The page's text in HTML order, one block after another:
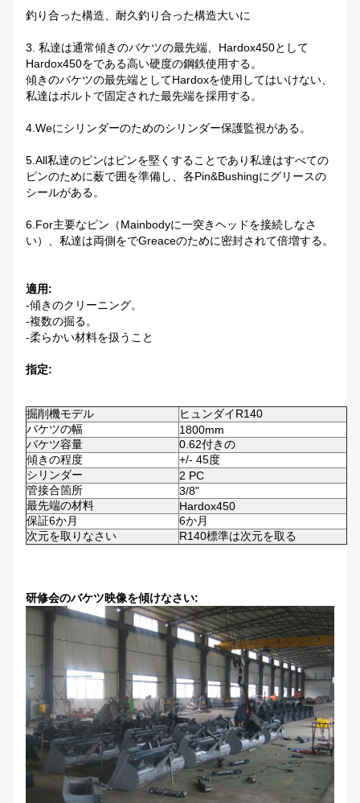
釣り合った構造、耐久釣り合った構造大いに
3. 私達は通常傾きのバケツの最先端、Hardox450として
Hardox450をである高い硬度の鋼鉄使用する。
傾きのバケツの最先端としてHardoxを使用してはいけない、
私達はボルトで固定された最先端を採用する。
4.Weにシリンダーのためのシリンダー保護監視がある。
5.All私達のピンはピンを堅くすることであり私達はすべての
ピンのために薮で囲を準備し、各pin&bushingにグリースの
シールがある。
6.For主要なピン（mainbodyに一突きヘッドを接続しなさ
い）、私達は両側をでgreaceのために密封されて倍増する。
適用:
-傾きのクリーニング。
-複数の掘る。
-柔らかい材料を扱うこと
指定:
掘削機モデル
ヒュンダイR140
バケツの幅
1800mm
バケツ容量
0.62付きの
傾きの程度
+/- 45度
シリンダー
2 PC
管接合箇所
3/8"
最先端の材料
Hardox450
保証6か月
6か月
次元を取りなさい
R140標準は次元を取る
研修会のバケツ映像を傾けなさい: